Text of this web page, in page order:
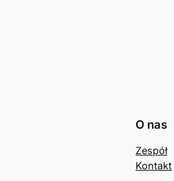
O nas
Zespół
Kontakt